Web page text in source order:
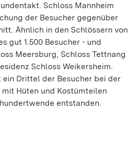
Schloss Mannheim
der Besucher gegenüber
Ähnlich in den Schlössern von
gut 1.500 Besucher - und
Meersburg, Schloss Tettnang
Schloss Weikersheim.
Drittel der Besucher bei der
Hüten und Kostümteilen
entstanden.